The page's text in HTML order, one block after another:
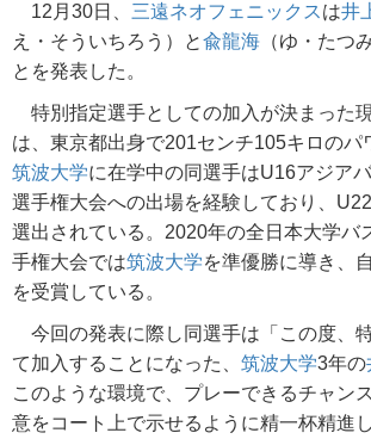
12月30日、 三遠ネオフェニックスは井
え・そういちろう）と兪龍海 （ゆ・たつ
とを発表した。
特別指定選手としての加入が決まった
は、東京都出身で201センチ105キロのパ
筑波大学に在学中の同選手はU16アジア
選手権大会への出場を経験しており、
選出されている。2020年の全日本大学バ
手権大会では筑波大学を準優勝に導き、
を受賞している。
今回の発表に際し同選手は「この度、
て加入することになった、 筑波大学3年の
このような環境で、プレーできるチャン
意をコート上で示せるように精一杯精進